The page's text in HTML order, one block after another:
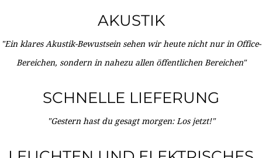
AKUSTIK
"Ein klares Akustik-Bewustsein sehen wir heute nicht nur in Office-
Bereichen, sondern in nahezu allen öffentlichen Bereichen"
SCHNELLE LIEFERUNG
"Gestern hast du gesagt morgen: Los jetzt!"